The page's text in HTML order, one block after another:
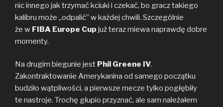
nic innego jak trzymać kciuki i czekać, bo gracz takiego
kalibru może „odpalić” w każdej chwili. Szczególnie
że w FIBA Europe Cup już teraz miewa naprawdę dobre
momenty.
Na drugim biegunie jest Phil Greene IV.
Zakontraktowanie Amerykanina od samego początku
budziło wątpliwości, a pierwsze mecze tylko pogłębiły
te nastroje. Trochę głupio przyznać, ale sam należałem